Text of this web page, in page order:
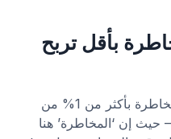
بأقل تربح
تعني قاعدة 1% عدم المخاطرة بأكثر من 1% من
إن ‘المخاطرة’ هنا